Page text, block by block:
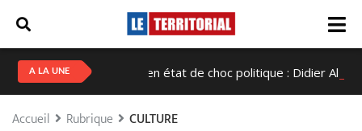
A LA UNE Haïti en état de choc politique : Didier Alix Fils-
Accueil Rubrique CULTURE